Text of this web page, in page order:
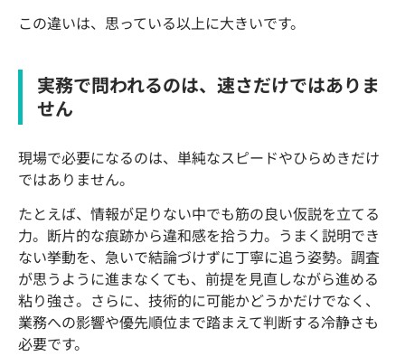
この違いは、思っている以上に大きいです。
実務で問われるのは、速さだけではありま
せん
現場で必要になるのは、単純なスピードやひらめきだけ
ではありません。
たとえば、情報が足りない中でも筋の良い仮説を立てる
力。断片的な痕跡から違和感を拾う力。うまく説明でき
ない挙動を、急いで結論づけずに丁寧に追う姿勢。調査
が思うように進まなくても、前提を見直しながら進める
粘り強さ。さらに、技術的に可能かどうかだけでなく、
業務への影響や優先順位まで踏まえて判断する冷静さも
必要です。